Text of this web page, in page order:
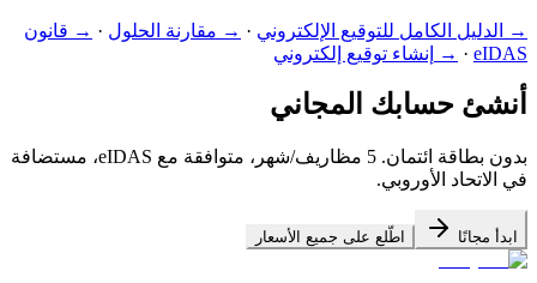
→ الدليل الكامل للتوقيع الإلكتروني ·
→ مقارنة الحلول ·
→ قانون
eIDAS
·
→ إنشاء توقيع إلكتروني
أنشئ حسابك المجاني
بدون بطاقة ائتمان. 5 مظاريف/شهر، متوافقة مع eIDAS، مستضافة
في الاتحاد الأوروبي.
ابدأ مجانًا اطّلع على جميع الأسعار